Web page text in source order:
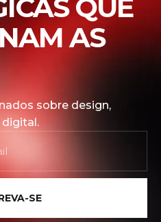
QUE
AS
sobre design,
SE